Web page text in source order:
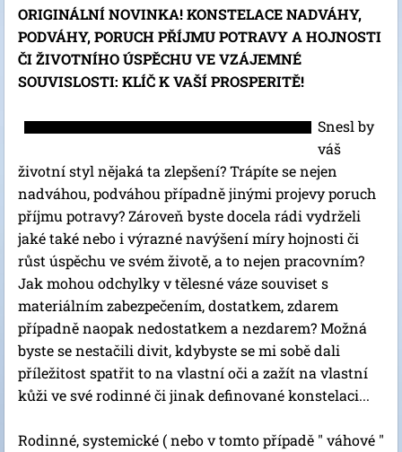
ORIGINÁLNÍ NOVINKA! KONSTELACE NADVÁHY,
PODVÁHY, PORUCH PŘÍJMU POTRAVY A HOJNOSTI
ČI ŽIVOTNÍHO ÚSPĚCHU VE VZÁJEMNÉ
SOUVISLOSTI: KLÍČ K VAŠÍ PROSPERITĚ!
Snesl by
váš
životní styl nějaká ta zlepšení? Trápíte se nejen
nadváhou, podváhou případně jinými projevy poruch
příjmu potravy? Zároveň byste docela rádi vydrželi
jaké také nebo i výrazné navýšení míry hojnosti či
růst úspěchu ve svém životě, a to nejen pracovním?
Jak mohou odchylky v tělesné váze souviset s
materiálním zabezpečením, dostatkem, zdarem
případně naopak nedostatkem a nezdarem? Možná
byste se nestačili divit, kdybyste se mi sobě dali
příležitost spatřit to na vlastní oči a zažít na vlastní
kůži ve své rodinné či jinak definované konstelaci...
Rodinné, systemické ( nebo v tomto případě " váhové "